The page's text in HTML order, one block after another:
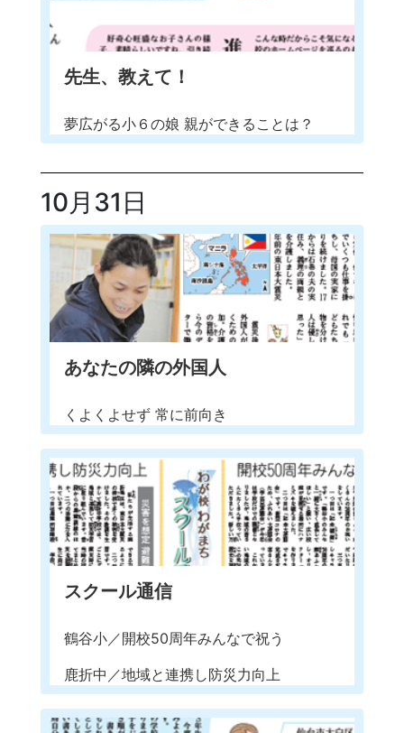
先生、教えて！
夢広がる小６の娘 親ができることは？
10月31日
あなたの隣の外国人
くよくよせず 常に前向き
スクール通信
鶴谷小／開校50周年みんなで祝う
鹿折中／地域と連携し防災力向上